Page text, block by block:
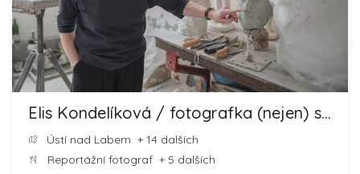
Elis Kondelíková / fotografka (nejen) svateb
Ústí nad Labem + 14 dalších
Reportážní fotograf + 5 dalších